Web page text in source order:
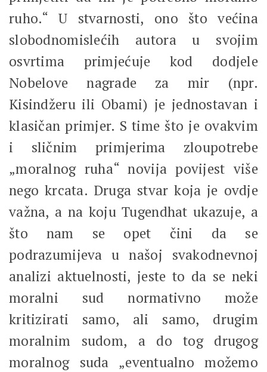
ruho.“ U stvarnosti, ono što većina
slobodnomislećih autora u svojim
osvrtima primjećuje kod dodjele
Nobelove nagrade za mir (npr.
Kisindžeru ili Obami) je jednostavan i
klasičan primjer. S time što je ovakvim
i sličnim primjerima zloupotrebe
„moralnog ruha“ novija povijest više
nego krcata. Druga stvar koja je ovdje
važna, a na koju Tugendhat ukazuje, a
što nam se opet čini da se
podrazumijeva u našoj svakodnevnoj
analizi aktuelnosti, jeste to da se neki
moralni sud normativno može
kritizirati samo, ali samo, drugim
moralnim sudom, a do tog drugog
moralnog suda „eventualno možemo